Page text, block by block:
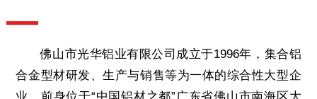
佛山市光华铝业有限公司成立于1996年，集合铝
合金型材研发、生产与销售等为一体的综合性大型企